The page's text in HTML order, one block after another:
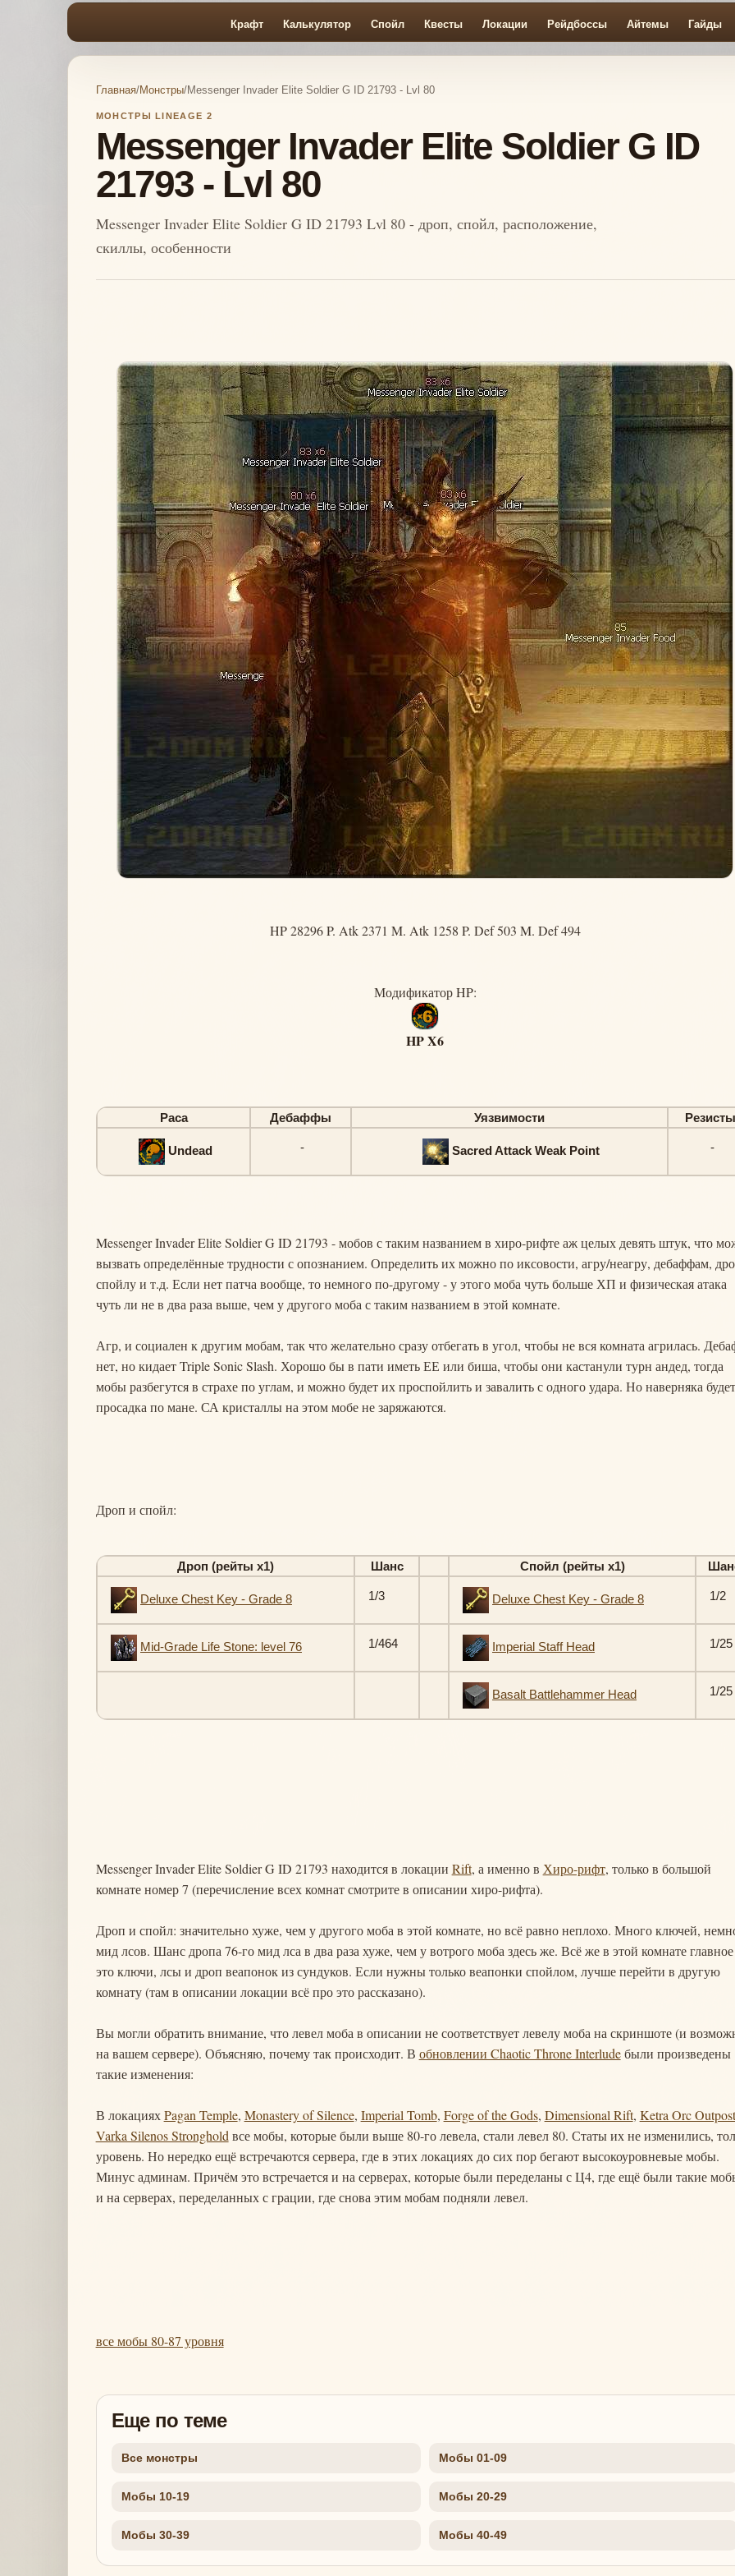
Крафт Калькулятор Спойл Квесты Локации Рейдбоссы Айтемы Гайды
Главная/Монстры/Messenger Invader Elite Soldier G ID 21793 - Lvl 80
МОНСТРЫ LINEAGE 2
Messenger Invader Elite Soldier G ID
21793 - Lvl 80
Messenger Invader Elite Soldier G ID 21793 Lvl 80 - дроп, спойл, расположение,
скиллы, особенности
HP 28296 P. Atk 2371 M. Atk 1258 P. Def 503 M. Def 494
Модификатор HP:
HP X6
Раса Дебаффы Уязвимости Резисты
Undead - Sacred Attack Weak Point -
Messenger Invader Elite Soldier G ID 21793 - мобов с таким названием в хиро-рифте аж целых девять штук, что
вызвать определённые трудности с опознанием. Определить их можно по иксовости, агру/неагру, дебаффам,
спойлу и т.д. Если нет патча вообще, то немного по-другому - у этого моба чуть больше ХП и физическая атака
чуть ли не в два раза выше, чем у другого моба с таким названием в этой комнате.
Агр, и социален к другим мобам, так что желательно сразу отбегать в угол, чтобы не вся комната агрилась.
нет, но кидает Triple Sonic Slash. Хорошо бы в пати иметь ЕЕ или биша, чтобы они кастанули турн андед, тогда
мобы разбегутся в страхе по углам, и можно будет их проспойлить и завалить с одного удара. Но наверняка будет
просадка по мане. СА кристаллы на этом мобе не заряжаются.
Дроп и спойл:
Дроп (рейты х1) Шанс Спойл (рейты х1)
Deluxe Chest Key - Grade 8 1/3 Deluxe Chest Key - Grade 8 1/2
Mid-Grade Life Stone: level 76 1/464 Imperial Staff Head 1/25
Basalt Battlehammer Head 1/25
Messenger Invader Elite Soldier G ID 21793 находится в локации Rift, а именно в Хиро-рифт, только в большой
комнате номер 7 (перечисление всех комнат смотрите в описании хиро-рифта).
Дроп и спойл: значительно хуже, чем у другого моба в этой комнате, но всё равно неплохо. Много ключей,
мид лсов. Шанс дропа 76-го мид лса в два раза хуже, чем у вотрого моба здесь же. Всё же в этой комнате главное
это ключи, лсы и дроп веапонок из сундуков. Если нужны только веапонки спойлом, лучше перейти в другую
комнату (там в описании локации всё про это рассказано).
Вы могли обратить внимание, что левел моба в описании не соответствует левелу моба на скриншоте (и
на вашем сервере). Объясняю, почему так происходит. В обновлении Chaotic Throne Interludeбыли произведены
такие изменения:
В локацияхPagan Temple, Monastery of Silence, Imperial Tomb, Forge of the Gods, Dimensional Rift, Ketra Orc Outpost
Varka Silenos Stronghold все мобы, которые были выше 80-го левела, стали левел 80. Статы их не изменились,
уровень. Но нередко ещё встречаются сервера, где в этих локациях до сих пор бегают высокоуровневые мобы.
Минус админам. Причём это встречается и на серверах, которые были переделаны с Ц4, где ещё были такие
и на серверах, переделанных с грации, где снова этим мобам подняли левел.
все мобы 80-87 уровня
Еще по теме
Все монстры Мобы 01-09
Мобы 10-19 Мобы 20-29
Мобы 30-39 Мобы 40-49